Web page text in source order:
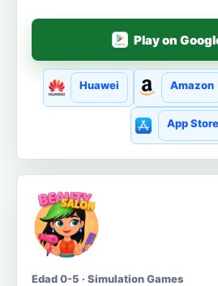
Play on
Huawei Amazon
App Store
Edad 0-5 · Simulation Games